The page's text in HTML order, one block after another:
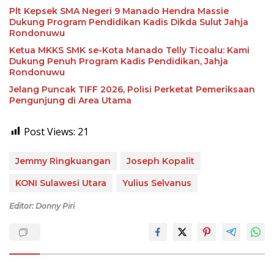
Plt Kepsek SMA Negeri 9 Manado Hendra Massie
Dukung Program Pendidikan Kadis Dikda Sulut Jahja
Rondonuwu
Ketua MKKS SMK se-Kota Manado Telly Ticoalu: Kami
Dukung Penuh Program Kadis Pendidikan, Jahja
Rondonuwu
Jelang Puncak TIFF 2026, Polisi Perketat Pemeriksaan
Pengunjung di Area Utama
Post Views: 21
Jemmy Ringkuangan
Joseph Kopalit
KONI Sulawesi Utara
Yulius Selvanus
Editor: Donny Piri